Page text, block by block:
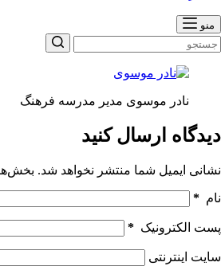
منو
نادر موسوی مدیر مدرسه فرهنگ
دیدگاه ارسال کنید
نشانی ایمیل شما منتشر نخواهد شد.
نام *
پست الکترونیک *
سایت اینترنتی